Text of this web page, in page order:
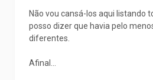
Não vou cansá-los aqui listando
posso dizer que havia pelo
diferentes.
Afinal...